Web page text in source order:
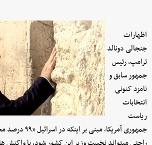
اظهارات
جنجالی دونالد
ترامپ، رئیس
جمهور سابق و
نامزد کنونی
انتخابات
ریاست
جمهوری آمریکا، مبنی